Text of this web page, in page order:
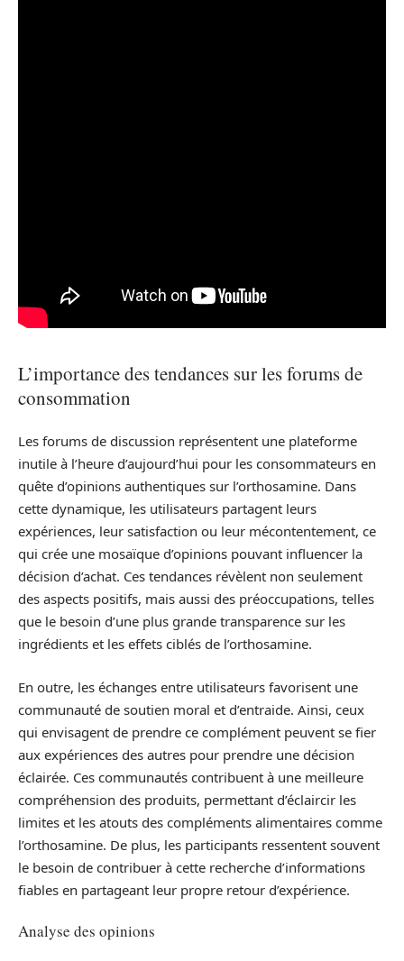
L’importance des tendances sur les forums de
consommation
Les forums de discussion représentent une plateforme
inutile à l’heure d’aujourd’hui pour les consommateurs en
quête d’opinions authentiques sur l’orthosamine. Dans
cette dynamique, les utilisateurs partagent leurs
expériences, leur satisfaction ou leur mécontentement, ce
qui crée une mosaïque d’opinions pouvant influencer la
décision d’achat. Ces tendances révèlent non seulement
des aspects positifs, mais aussi des préoccupations, telles
que le besoin d’une plus grande transparence sur les
ingrédients et les effets ciblés de l’orthosamine.
En outre, les échanges entre utilisateurs favorisent une
communauté de soutien moral et d’entraide. Ainsi, ceux
qui envisagent de prendre ce complément peuvent se fier
aux expériences des autres pour prendre une décision
éclairée. Ces communautés contribuent à une meilleure
compréhension des produits, permettant d’éclaircir les
limites et les atouts des compléments alimentaires comme
l’orthosamine. De plus, les participants ressentent souvent
le besoin de contribuer à cette recherche d’informations
fiables en partageant leur propre retour d’expérience.
Analyse des opinions